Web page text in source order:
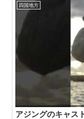
四国地方
アジングのキャス